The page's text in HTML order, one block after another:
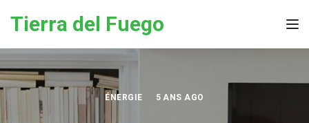
Tierra del Fuego
ÉNERGIE 5 ANS AGO